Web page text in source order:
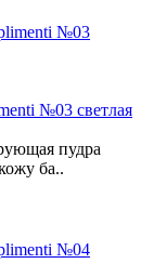
№03 светлая
пудра
ба..